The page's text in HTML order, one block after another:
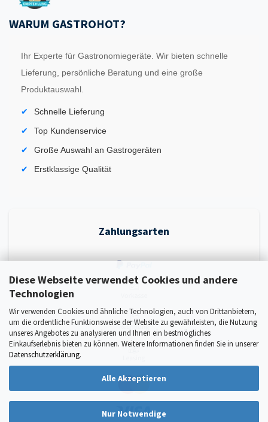
Diese Webseite verwendet Cookies und andere
Technologien
Wir verwenden Cookies und ähnliche Technologien, auch von Drittanbietern,
um die ordentliche Funktionsweise der Website zu gewährleisten, die Nutzung
unseres Angebotes zu analysieren und Ihnen ein bestmögliches
Einkaufserlebnis bieten zu können. Weitere Informationen finden Sie in unserer
Datenschutzerklärung.
Alle Akzeptieren
Nur Notwendige
WARUM GASTROHOT?
Ihr Experte für Gastronomiegeräte. Wir bieten schnelle
Lieferung, persönliche Beratung und eine große
Produktauswahl.
Schnelle Lieferung
Top Kundenservice
Große Auswahl an Gastrogeräten
Erstklassige Qualität
Zahlungsarten